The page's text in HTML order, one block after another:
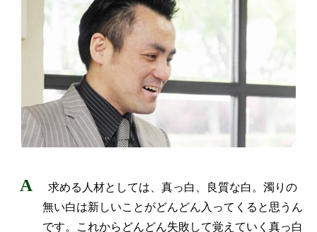
求める人材としては、真っ白、良質な白。濁りの
無い白は新しいことがどんどん入ってくると思うん
です。これからどんどん失敗して覚えていく真っ白